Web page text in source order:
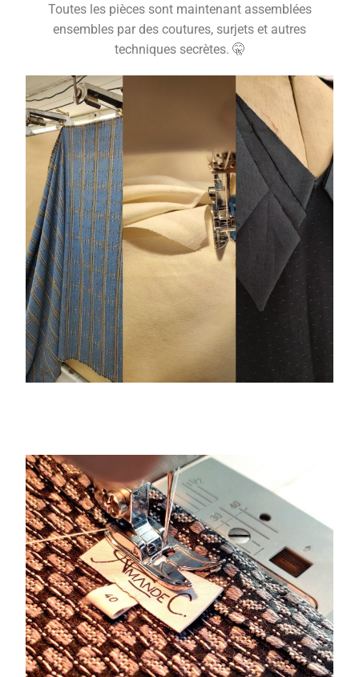
Toutes les pièces sont maintenant assemblées
ensembles par des coutures, surjets et autres
techniques secrètes. 🤫